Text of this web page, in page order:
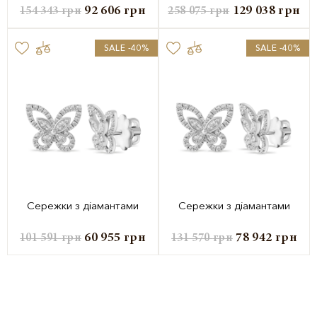
154 343грн 92 606 грн 258 075грн 129 038грн
SALE -40%
Сережки з діамантами
101 591грн 60 955 грн
SALE -40%
Сережки з діамантами
131 570грн 78 942 грн